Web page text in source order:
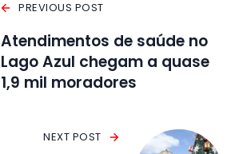
PREVIOUS POST
Atendimentos de saúde no
Lago Azul chegam a quase
1,9 mil moradores
NEXT POST